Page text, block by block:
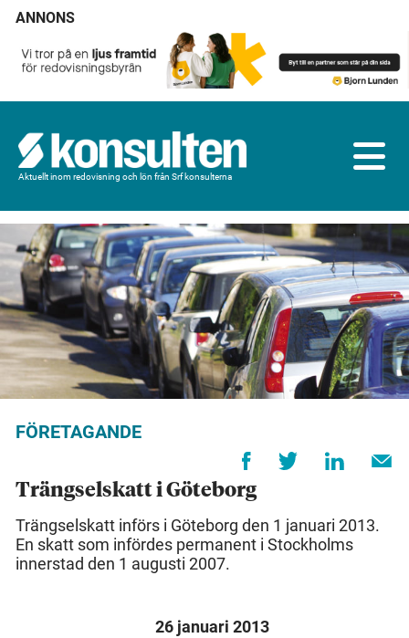
ANNONS
Aktuellt inom redovisning och lön från Srf konsulterna
FÖRETAGANDE
Trängselskatt i Göteborg
Trängselskatt införs i Göteborg den 1 januari 2013.
En skatt som infördes permanent i Stockholms
innerstad den 1 augusti 2007.
26 januari 2013